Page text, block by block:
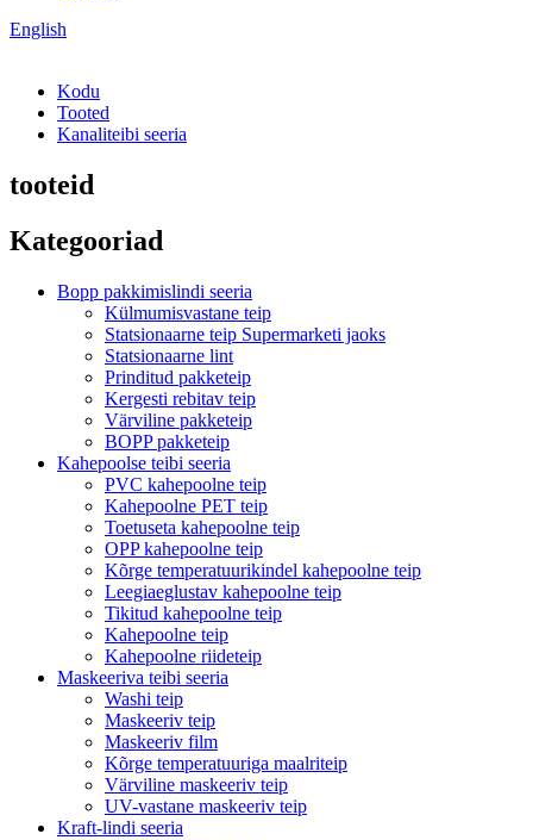
English
Kodu
Tooted
Kanaliteibi seeria
tooteid
Kategooriad
Bopp pakkimislindi seeria
Külmumisvastane teip
Statsionaarne teip Supermarketi jaoks
Statsionaarne lint
Prinditud pakketeip
Kergesti rebitav teip
Värviline pakketeip
BOPP pakketeip
Kahepoolse teibi seeria
PVC kahepoolne teip
Kahepoolne PET teip
Toetuseta kahepoolne teip
OPP kahepoolne teip
Kõrge temperatuurikindel kahepoolne teip
Leegiaeglustav kahepoolne teip
Tikitud kahepoolne teip
Kahepoolne teip
Kahepoolne riideteip
Maskeeriva teibi seeria
Washi teip
Maskeeriv teip
Maskeeriv film
Kõrge temperatuuriga maalriteip
Värviline maskeeriv teip
UV-vastane maskeeriv teip
Kraft-lindi seeria